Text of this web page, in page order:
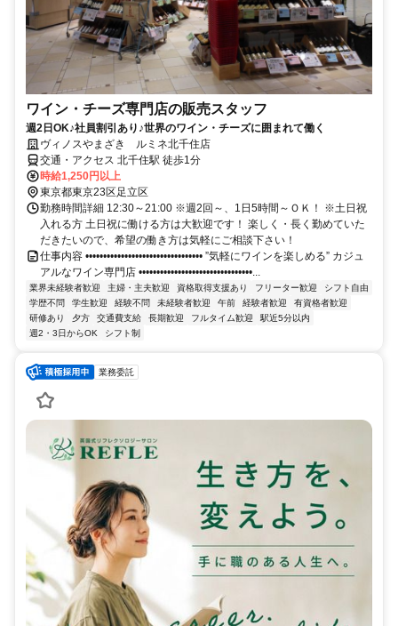
ワイン・チーズ専門店の販売スタッフ
週2日OK♪社員割引あり♪世界のワイン・チーズに囲まれて働く
ヴィノスやまざき ルミネ北千住店
交通・アクセス 北千住駅 徒歩1分
時給1,250円以上
東京都東京23区足立区
勤務時間詳細 12:30～21:00 ※週2回～、1日5時間～ＯＫ！ ※土日祝
入れる方 土日祝に働ける方は大歓迎です！ 楽しく・長く勤めていた
だきたいので、希望の働き方は気軽にご相談下さい！
仕事内容 ••••••••••••••••••••••••••••••••• ”気軽にワインを楽しめる” カジュ
アルなワイン専門店 ••••••••••••••••••••••••••••••••...
業界未経験者歓迎 主婦・主夫歓迎 資格取得支援あり フリーター歓迎
シフト自由
学歴不問
学生歓迎 経験不問 未経験者歓迎 午前 経験者歓迎
有資格者歓迎
研修あり
夕方 交通費支給 長期歓迎 フルタイム歓迎
駅近5分以内
週2・3日からOK
シフト制
業務委託